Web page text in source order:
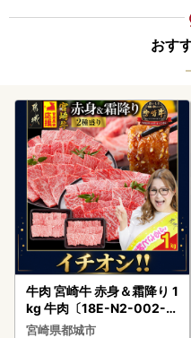
おす
牛肉 宮崎牛 赤身＆霜降り 1
kg 牛肉〔18E-N2-002-1
kg-S4A6-CF〕
宮崎県都城市